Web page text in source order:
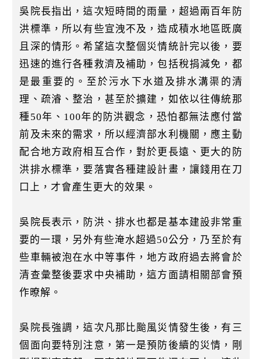
吳院長指出，這次短時間的雨量，超過兩百年防
洪標準，所以有些宣洩不及，造成積水地區既廣
且深的情形。希望這次整個災情統計完以後，要
迅速的進行各種救濟及補助，包括稅捐減免，都
是最重要的。至於污水下水道及排水溝渠的清
理、疏濬、整治，甚至於擴建，如依以往傳統那
種50年、100年的防洪觀念，恐怕都無法應付當
前及未來的需求，所以經濟部水利機關，應主動
配合地方政府相互合作，對於更長遠、更大的防
洪排水標準，要落實各種建設計畫，讓錢用在刀
口上，才會產生更大的效果。
吳院長表示，防洪、排水也都是基本建設非常重
要的一環，另外有些淹水超過50公分，乃至於有
些車輛被泡在水中等事件，地方政府過去將會於
清查彙整後要求中央補助，這方面請相關部會預
作暸解。
吳院長強調，這次凡那比颱風災情發生後，有三
個面向要特別注意，第一是預防後續的災情，剛